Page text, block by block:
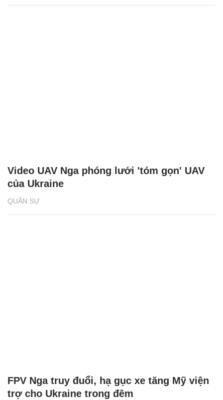
QUÂN SỰ
Video UAV Nga phóng lưới 'tóm gọn' UAV
của Ukraine
FPV Nga truy đuổi, hạ gục xe tăng Mỹ viện
trợ cho Ukraine trong đêm